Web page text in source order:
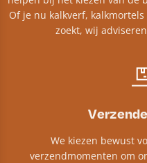
Of je nu kalkverf,
zoekt, wij
We kiezen bewust
verzendmomenten om